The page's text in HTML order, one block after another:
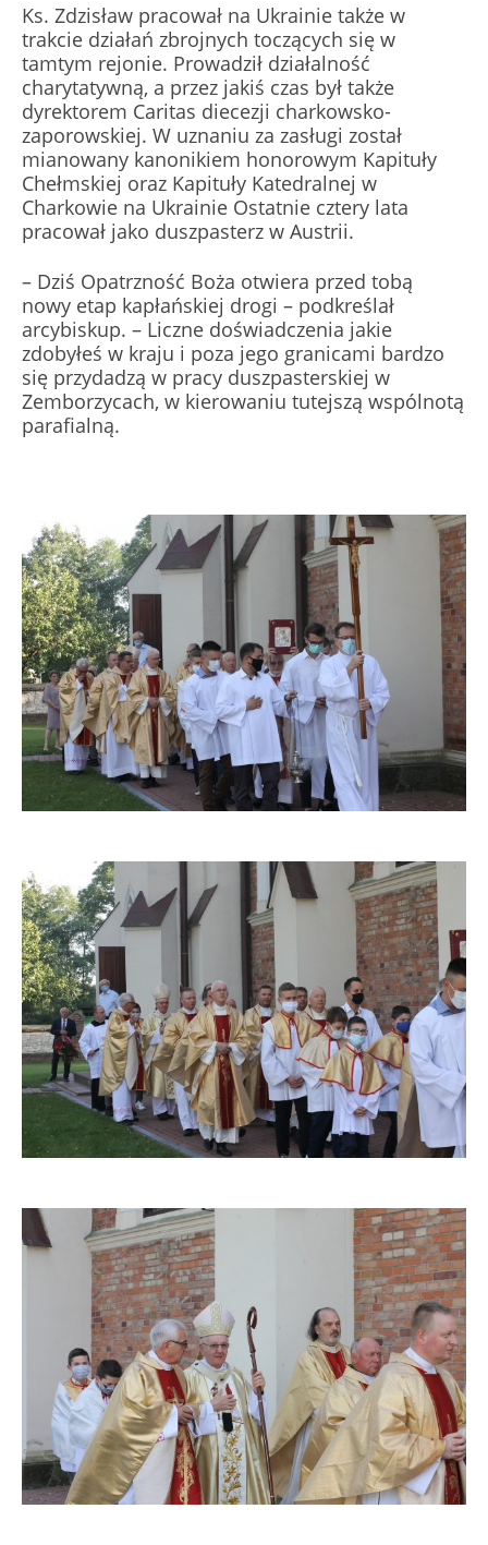
Ks. Zdzisław pracował na Ukrainie także w
trakcie działań zbrojnych toczących się w
tamtym rejonie. Prowadził działalność
charytatywną, a przez jakiś czas był także
dyrektorem Caritas diecezji charkowsko-
zaporowskiej. W uznaniu za zasługi został
mianowany kanonikiem honorowym Kapituły
Chełmskiej oraz Kapituły Katedralnej w
Charkowie na Ukrainie Ostatnie cztery lata
pracował jako duszpasterz w Austrii.
– Dziś Opatrzność Boża otwiera przed tobą
nowy etap kapłańskiej drogi – podkreślał
arcybiskup. – Liczne doświadczenia jakie
zdobyłeś w kraju i poza jego granicami bardzo
się przydadzą w pracy duszpasterskiej w
Zemborzycach, w kierowaniu tutejszą wspólnotą
parafialną.